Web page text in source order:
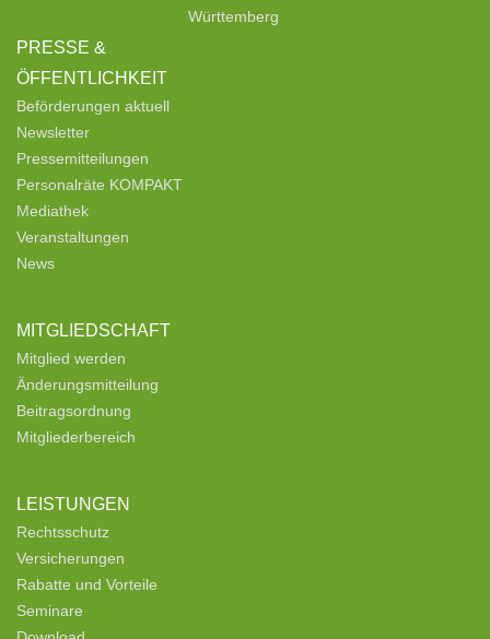
PRESSE &
ÖFFENTLICHKEIT
Beförderungen aktuell
Newsletter
Pressemitteilungen
Personalräte KOMPAKT
Mediathek
Veranstaltungen
News
MITGLIEDSCHAFT
Mitglied werden
Änderungsmitteilung
Beitragsordnung
Mitgliederbereich
LEISTUNGEN
Rechtsschutz
Versicherungen
Rabatte und Vorteile
Seminare
Württemberg